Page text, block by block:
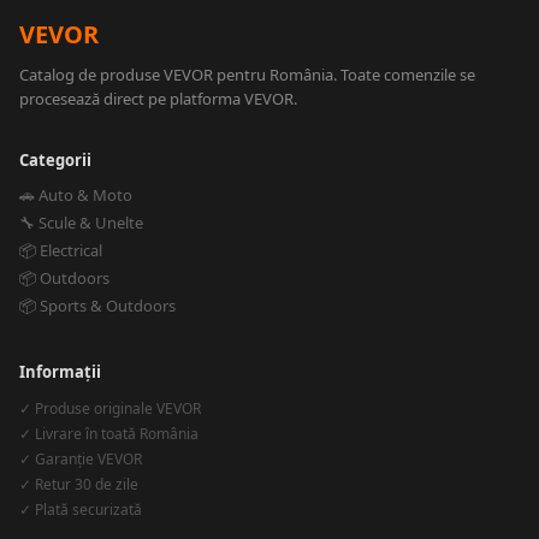
VEVOR
Catalog de produse VEVOR pentru România. Toate comenzile se
procesează direct pe platforma VEVOR.
Categorii
🚗 Auto & Moto
🔧 Scule & Unelte
📦 Electrical
📦 Outdoors
📦 Sports & Outdoors
Informații
✓ Produse originale VEVOR
✓ Livrare în toată România
✓ Garanție VEVOR
✓ Retur 30 de zile
✓ Plată securizată